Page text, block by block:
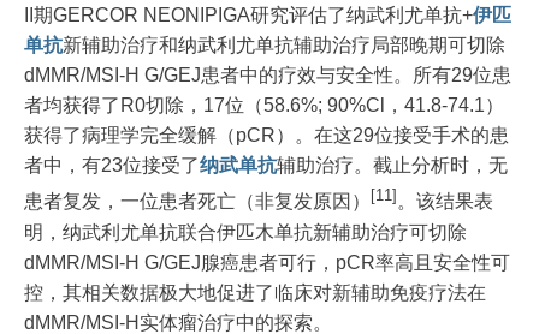
II期GERCOR NEONIPIGA研究评估了纳武利尤单抗+伊匹
单抗新辅助治疗和纳武利尤单抗辅助治疗局部晚期可切除
dMMR/MSI-H G/GEJ患者中的疗效与安全性。所有29位患
者均获得了R0切除，17位（58.6%; 90%Cl，41.8-74.1）
获得了病理学完全缓解（pCR）。在这29位接受手术的患
者中，有23位接受了纳武单抗辅助治疗。截止分析时，无
患者复发，一位患者死亡（非复发原因）
[11] 。该结果表
明，纳武利尤单抗联合伊匹木单抗新辅助治疗可切除
dMMR/MSI-H G/GEJ腺癌患者可行，pCR率高且安全性可
控，其相关数据极大地促进了临床对新辅助免疫疗法在
dMMR/MSI-H实体瘤治疗中的探索。